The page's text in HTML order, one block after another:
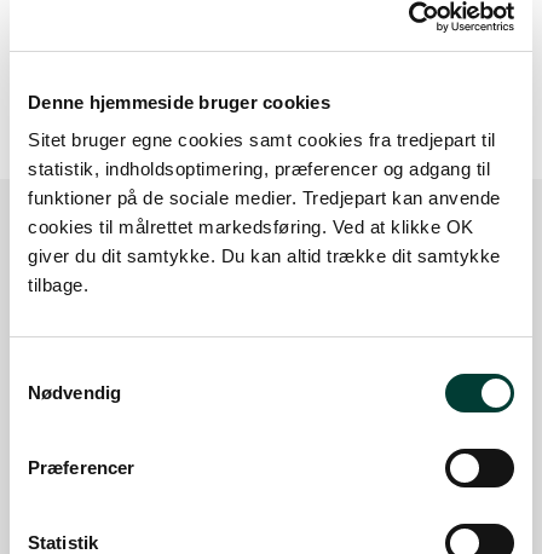
Denne hjemmeside bruger cookies
Sitet bruger egne cookies samt cookies fra tredjepart til
statistik, indholdsoptimering, præferencer og adgang til
funktioner på de sociale medier. Tredjepart kan anvende
cookies til målrettet markedsføring. Ved at klikke OK
giver du dit samtykke. Du kan altid trække dit samtykke
tilbage.
Nødvendig
Præferencer
Statistik
20 m
Sådan kommer du dertil
Med offentlig transport
Google Maps